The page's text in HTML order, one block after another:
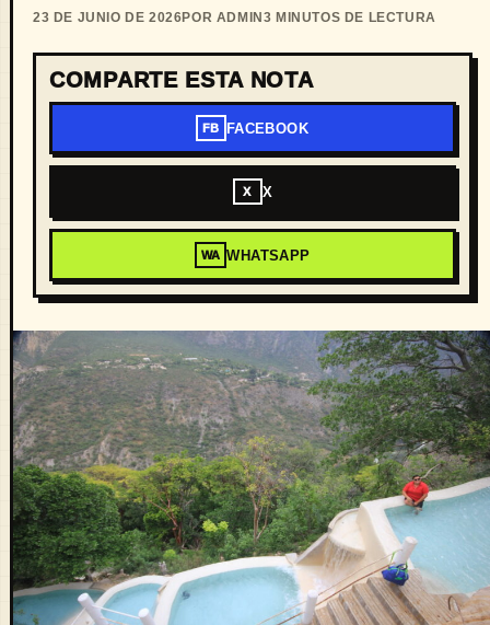
23 DE JUNIO DE 2026POR ADMIN 3 MINUTOS DE LECTURA
COMPARTE ESTA NOTA
FB FACEBOOK
X X
WA WHATSAPP